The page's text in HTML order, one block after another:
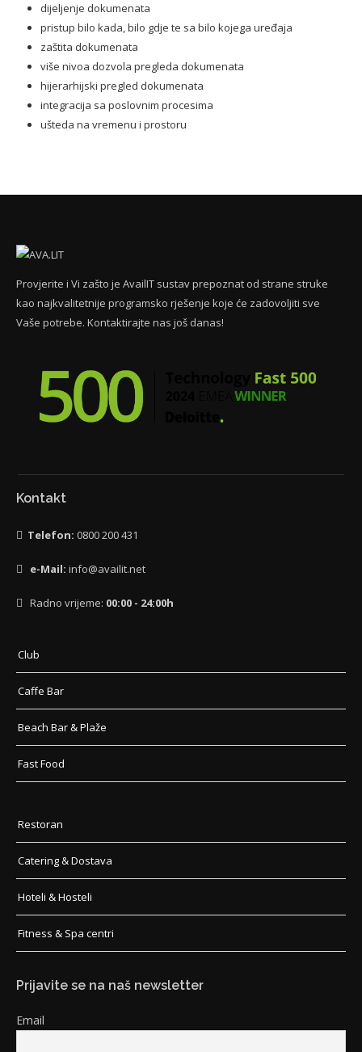
dijeljenje dokumenata
pristup bilo kada, bilo gdje te sa bilo kojega uređaja
zaštita dokumenata
više nivoa dozvola pregleda dokumenata
hijerarhijski pregled dokumenata
integracija sa poslovnim procesima
ušteda na vremenu i prostoru
Provjerite i Vi zašto je AvailIT sustav prepoznat od strane struke
kao najkvalitetnije programsko rješenje koje će zadovoljiti sve
Vaše potrebe. Kontaktirajte nas još danas!
Kontakt
Telefon: 0800 200 431
e-Mail: info@availit.net
Radno vrijeme: 00:00 - 24:00h
Club
Caffe Bar
Beach Bar & Plaže
Fast Food
Restoran
Catering & Dostava
Hoteli & Hosteli
Fitness & Spa centri
Prijavite se na naš newsletter
Email